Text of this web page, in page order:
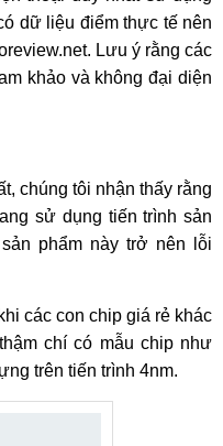
dữ liệu điểm thực tế nên
Lưu ý rằng các
khảo và không đại diện
chúng tôi nhận thấy rằng
sử dụng tiến trình sản
phẩm này trở nên lỗi
các con chip giá rẻ khác
chí có mẫu chip như
trên tiến trình 4nm.